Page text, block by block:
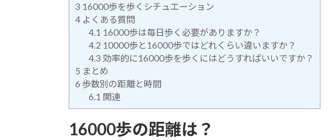
3 16000歩を歩くシチュエーション
4 よくある質問
4.1 16000歩は毎日歩く必要がありますか？
4.2 10000歩と16000歩ではどれくらい違いますか？
4.3 効率的に16000歩を歩くにはどうすればいいですか？
5 まとめ
6 歩数別の距離と時間
6.1 関連
16000歩の距離は？